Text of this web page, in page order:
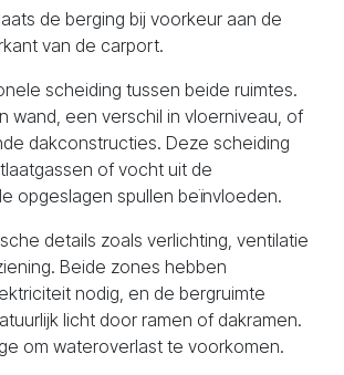
de berging bij voorkeur aan de
van de carport.
scheiding tussen beide ruimtes.
wand, een verschil in vloerniveau, of
dakconstructies. Deze scheiding
of vocht uit de
opgeslagen spullen beïnvloeden.
details zoals verlichting, ventilatie
Beide zones hebben
nodig, en de bergruimte
licht door ramen of dakramen.
om wateroverlast te voorkomen.